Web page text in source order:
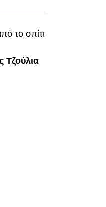
το σπίτι
Τζούλια